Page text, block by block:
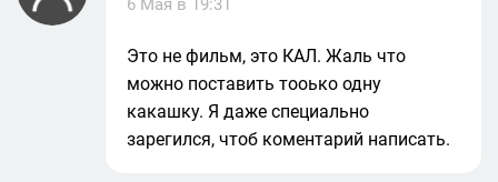
Это не фильм, это КАЛ. Жаль что
можно поставить тооько одну
какашку. Я даже специально
зарегился, чтоб коментарий написать.